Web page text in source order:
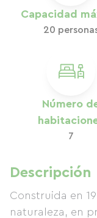
Capacidad
20
Número
7
Descripción
Construida en
naturaleza, en